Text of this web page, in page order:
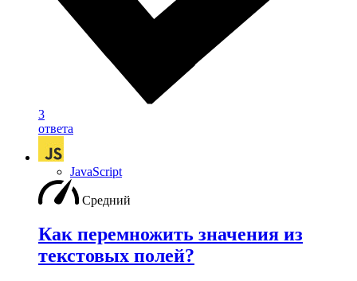
3
ответа
JavaScript
Средний
Как перемножить значения из
текстовых полей?